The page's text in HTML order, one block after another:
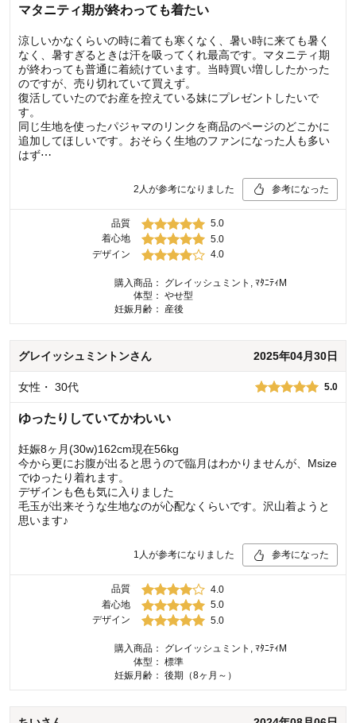
マタニティ期が終わっても着たい
涼しいかなくらいの時に着ても寒くなく、暑い時に来ても暑く
なく、暑すぎるときは汗を吸ってくれ最高です。マタニティ期
が終わっても普通に着続けています。当時買い増ししたかった
のですが、売り切れていて買えず。
復活していたのでお産を控えている妹にプレゼントしたいで
す。
同じ生地を使ったパジャマのリンクを商品のページのどこかに
追加してほしいです。おそらく生地のファンになった人も多い
はず⋯
2 人が参考になりました 参考になった
品質
5.0
着心地
5.0
デザイン
4.0
購入商品：
グレイッシュミント, ﾏﾀﾆﾃｨM
体型： やせ型
妊娠月齢：
産後
グレイッシュミントンさん 2025年04月30日
女性 ・ 30代 5.0
ゆったりしていてかわいい
妊娠8ヶ月(30w)162cm現在56kg
今から更にお腹が出ると思うので臨月はわかりませんが、Msize
でゆったり着れます。
デザインも色も気に入りました
毛玉が出来そうな生地なのが心配なくらいです。沢山着ようと
思います♪
1 人が参考になりました 参考になった
品質
4.0
着心地
5.0
デザイン
5.0
購入商品：
グレイッシュミント, ﾏﾀﾆﾃｨM
体型： 標準
妊娠月齢： 後期（8ヶ月～）